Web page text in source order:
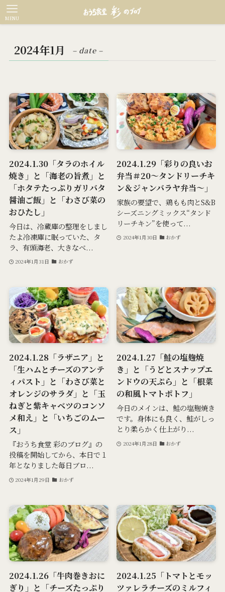
MENU
2024年1月 – date –
2024.1.30「タラのホイル
焼き」と「海老の旨煮」と
「ホタテたっぷりガリバタ
醤油ご飯」と「わさび菜の
おひたし」
今日は、冷蔵庫の整理をしまし
たよ冷凍庫に眠っていた、タ
ラ、有頭海老、大きなベ...
2024年1月31日 おかず
2024.1.29「彩りの良いお
弁当＃20～タンドリーチキ
ン＆ジャンバラヤ弁当～」
家族の要望で、鶏もも肉とS&B
シーズニングミックス“タンド
リーチキン”を使って...
2024年1月30日 おかず
2024.1.28「ラザニア」と
「生ハムとチーズのアンテ
ィパスト」と「わさび菜と
オレンジのサラダ」と「玉
ねぎと紫キャベツのコンソ
メ和え」と「いちごのムー
ス」
『おうち食堂 彩のブログ』の
投稿を開始してから、本日で１
年となりました毎日ブロ...
2024年1月29日 おかず
2024.1.27「鮭の塩麹焼
き」と「うどとスナップエ
ンドウの天ぷら」と「根菜
の和風トマトポトフ」
今日のメインは、鮭の塩麹焼き
です。身体にも良く、鮭がしっ
とり柔らかく仕上がり...
2024年1月28日 おかず
2024.1.26「牛肉巻きおに
ぎり」と「チーズたっぷり
2024.1.25「トマトとモッ
ツァレラチーズのミルフィ